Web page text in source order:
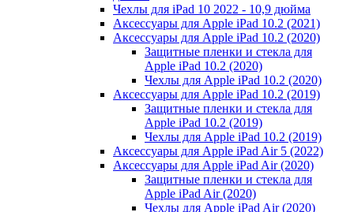
Чехлы для iPad 10 2022 - 10,9 дюйма
Аксессуары для Apple iPad 10.2 (2021)
Аксессуары для Apple iPad 10.2 (2020)
Защитные пленки и стекла для
Apple iPad 10.2 (2020)
Чехлы для Apple iPad 10.2 (2020)
Аксессуары для Apple iPad 10.2 (2019)
Защитные пленки и стекла для
Apple iPad 10.2 (2019)
Чехлы для Apple iPad 10.2 (2019)
Аксессуары для Apple iPad Air 5 (2022)
Аксессуары для Apple iPad Air (2020)
Защитные пленки и стекла для
Apple iPad Air (2020)
Чехлы для Apple iPad Air (2020)